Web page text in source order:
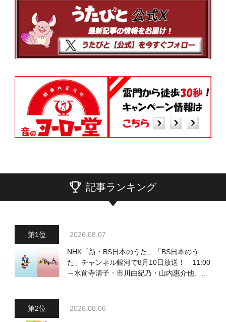
記事ランキング
2026.08.07
NHK「新・BS日本のうた」「BS日本のう
た」チャンネル銀河で8月10日放送！ 11:00
～水前寺清子・市川由紀乃・山内惠介他、
2026.08.06